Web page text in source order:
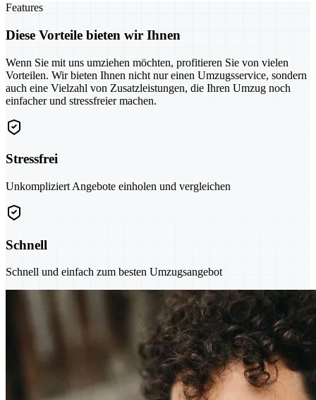
Features
Diese Vorteile bieten wir Ihnen
Wenn Sie mit uns umziehen möchten, profitieren Sie von vielen
Vorteilen. Wir bieten Ihnen nicht nur einen Umzugsservice, sondern
auch eine Vielzahl von Zusatzleistungen, die Ihren Umzug noch
einfacher und stressfreier machen.
Stressfrei
Unkompliziert Angebote einholen und vergleichen
Schnell
Schnell und einfach zum besten Umzugsangebot